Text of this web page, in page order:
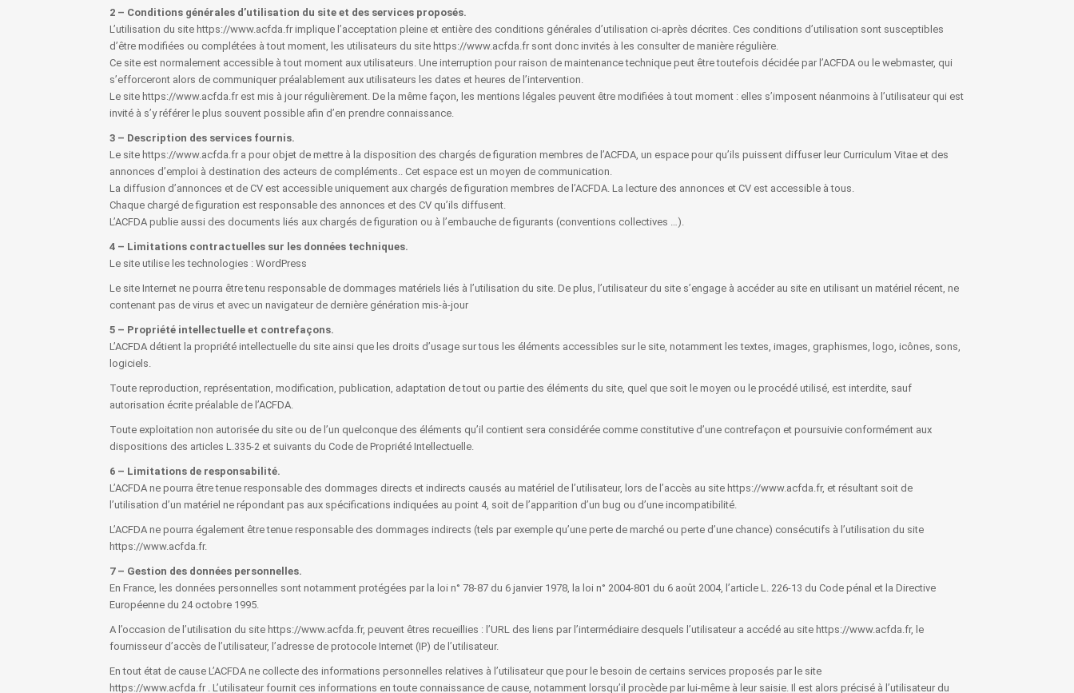
2 – Conditions générales d’utilisation du site et des services proposés.
L’utilisation du site https://www.acfda.fr implique l’acceptation pleine et entière des conditions générales d’utilisation ci-après décrites. Ces conditions d’utilisation sont susceptibles
d’être modifiées ou complétées à tout moment, les utilisateurs du site https://www.acfda.fr sont donc invités à les consulter de manière régulière.
Ce site est normalement accessible à tout moment aux utilisateurs. Une interruption pour raison de maintenance technique peut être toutefois décidée par l’ACFDA ou le webmaster, qui
s’efforceront alors de communiquer préalablement aux utilisateurs les dates et heures de l’intervention.
Le site https://www.acfda.fr est mis à jour régulièrement. De la même façon, les mentions légales peuvent être modifiées à tout moment : elles s’imposent néanmoins à l’utilisateur qui est
invité à s’y référer le plus souvent possible afin d’en prendre connaissance.
3 – Description des services fournis.
Le site https://www.acfda.fr a pour objet de mettre à la disposition des chargés de figuration membres de l’ACFDA, un espace pour qu’ils puissent diffuser leur Curriculum Vitae et des
annonces d’emploi à destination des acteurs de compléments.. Cet espace est un moyen de communication.
La diffusion d’annonces et de CV est accessible uniquement aux chargés de figuration membres de l’ACFDA. La lecture des annonces et CV est accessible à tous.
Chaque chargé de figuration est responsable des annonces et des CV qu’ils diffusent.
L’ACFDA publie aussi des documents liés aux chargés de figuration ou à l’embauche de figurants (conventions collectives …).
4 – Limitations contractuelles sur les données techniques.
Le site utilise les technologies : WordPress
Le site Internet ne pourra être tenu responsable de dommages matériels liés à l’utilisation du site. De plus, l’utilisateur du site s’engage à accéder au site en utilisant un matériel récent, ne
contenant pas de virus et avec un navigateur de dernière génération mis-à-jour
5 – Propriété intellectuelle et contrefaçons.
L’ACFDA détient la propriété intellectuelle du site ainsi que les droits d’usage sur tous les éléments accessibles sur le site, notamment les textes, images, graphismes, logo, icônes, sons,
logiciels.
Toute reproduction, représentation, modification, publication, adaptation de tout ou partie des éléments du site, quel que soit le moyen ou le procédé utilisé, est interdite, sauf
autorisation écrite préalable de l’ACFDA.
Toute exploitation non autorisée du site ou de l’un quelconque des éléments qu’il contient sera considérée comme constitutive d’une contrefaçon et poursuivie conformément aux
dispositions des articles L.335-2 et suivants du Code de Propriété Intellectuelle.
6 – Limitations de responsabilité.
L’ACFDA ne pourra être tenue responsable des dommages directs et indirects causés au matériel de l’utilisateur, lors de l’accès au site https://www.acfda.fr, et résultant soit de
l’utilisation d’un matériel ne répondant pas aux spécifications indiquées au point 4, soit de l’apparition d’un bug ou d’une incompatibilité.
L’ACFDA ne pourra également être tenue responsable des dommages indirects (tels par exemple qu’une perte de marché ou perte d’une chance) consécutifs à l’utilisation du site
https://www.acfda.fr.
7 – Gestion des données personnelles.
En France, les données personnelles sont notamment protégées par la loi n° 78-87 du 6 janvier 1978, la loi n° 2004-801 du 6 août 2004, l’article L. 226-13 du Code pénal et la Directive
Européenne du 24 octobre 1995.
A l’occasion de l’utilisation du site https://www.acfda.fr, peuvent êtres recueillies : l’URL des liens par l’intermédiaire desquels l’utilisateur a accédé au site https://www.acfda.fr, le
fournisseur d’accès de l’utilisateur, l’adresse de protocole Internet (IP) de l’utilisateur.
En tout état de cause L’ACFDA ne collecte des informations personnelles relatives à l’utilisateur que pour le besoin de certains services proposés par le site
https://www.acfda.fr . L’utilisateur fournit ces informations en toute connaissance de cause, notamment lorsqu’il procède par lui-même à leur saisie. Il est alors précisé à l’utilisateur du